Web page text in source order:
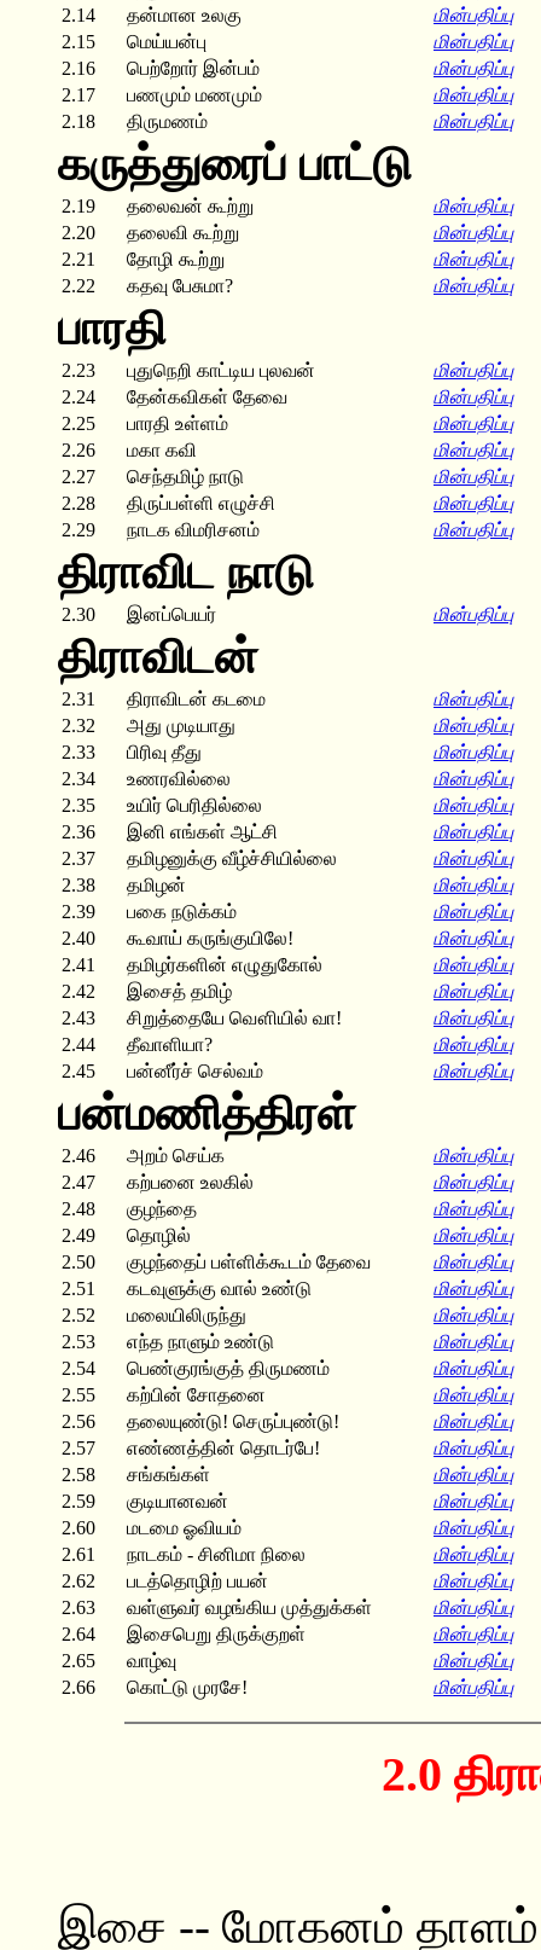
2.14
தன்மான உலகு
மின்பதிப்பு
2.15
மெய்யன்பு
மின்பதிப்பு
2.16
பெற்றோர் இன்பம்
மின்பதிப்பு
2.17
பணமும் மணமும்
மின்பதிப்பு
2.18
திருமணம் மின்பதிப்பு
கருத்துரைப் பாட்டு
2.19 தலைவன் கூற்று
மின்பதிப்பு
2.20
தலைவி கூற்று
மின்பதிப்பு
2.21
தோழி கூற்று
மின்பதிப்பு
2.22
கதவு பேசுமா? மின்பதிப்பு
பாரதி
2.23 புதுநெறி காட்டிய புலவன்
மின்பதிப்பு
2.24
தேன்கவிகள் தேவை
மின்பதிப்பு
2.25
பாரதி உள்ளம்
மின்பதிப்பு
2.26
மகா கவி
மின்பதிப்பு
2.27
செந்தமிழ் நாடு
மின்பதிப்பு
2.28
திருப்பள்ளி எழுச்சி
மின்பதிப்பு
2.29
நாடக விமரிசனம் மின்பதிப்பு
திராவிட நாடு
2.30 இனப்பெயர் மின்பதிப்பு
திராவிடன்
2.31 திராவிடன் கடமை
மின்பதிப்பு
2.32
அது முடியாது
மின்பதிப்பு
2.33
பிரிவு தீது
மின்பதிப்பு
2.34
உணரவில்லை
மின்பதிப்பு
2.35
உயிர் பெரிதில்லை
மின்பதிப்பு
2.36
இனி எங்கள் ஆட்சி
மின்பதிப்பு
2.37
தமிழனுக்கு வீழ்ச்சியில்லை
மின்பதிப்பு
2.38
தமிழன்
மின்பதிப்பு
2.39
பகை நடுக்கம்
மின்பதிப்பு
2.40
கூவாய் கருங்குயிலே!
மின்பதிப்பு
2.41
தமிழர்களின் எழுதுகோல்
மின்பதிப்பு
2.42
இசைத் தமிழ்
மின்பதிப்பு
2.43
சிறுத்தையே வௌியில் வா!
மின்பதிப்பு
2.44
தீவாளியா?
மின்பதிப்பு
2.45
பன்னீர்ச் செல்வம் மின்பதிப்பு
பன்மணித்திரள்
2.46 அறம் செய்க
மின்பதிப்பு
2.47
கற்பனை உலகில்
மின்பதிப்பு
2.48
குழந்தை
மின்பதிப்பு
2.49
தொழில்
மின்பதிப்பு
2.50
குழந்தைப் பள்ளிக்கூடம் தேவை
மின்பதிப்பு
2.51
கடவுளுக்கு வால் உண்டு
மின்பதிப்பு
2.52
மலையிலிருந்து
மின்பதிப்பு
2.53
எந்த நாளும் உண்டு
மின்பதிப்பு
2.54
பெண்குரங்குத் திருமணம்
மின்பதிப்பு
2.55
கற்பின் சோதனை
மின்பதிப்பு
2.56
தலையுண்டு! செருப்புண்டு!
மின்பதிப்பு
2.57
எண்ணத்தின் தொடர்பே!
மின்பதிப்பு
2.58
சங்கங்கள்
மின்பதிப்பு
2.59
குடியானவன்
மின்பதிப்பு
2.60
மடமை ஓவியம்
மின்பதிப்பு
2.61
நாடகம் - சினிமா நிலை
மின்பதிப்பு
2.62
படத்தொழிற் பயன்
மின்பதிப்பு
2.63
வள்ளுவர் வழங்கிய முத்துக்கள்
மின்பதிப்பு
2.64
இசைபெறு திருக்குறள்
மின்பதிப்பு
2.65
வாழ்வு
மின்பதிப்பு
2.66
கொட்டு முரசே! மின்பதிப்பு
2.0
இசை -- மோகனம் தாளம்